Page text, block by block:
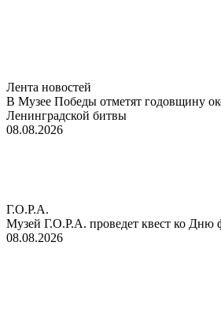
Лента новостей
В Музее Победы отметят годовщину
Ленинградской битвы
08.08.2026
Г.О.Р.А.
Музей Г.О.Р.А. проведет квест ко Дню
08.08.2026